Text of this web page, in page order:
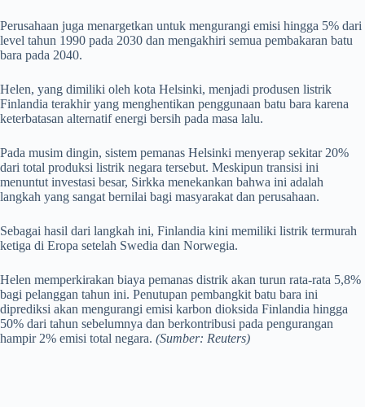
Perusahaan juga menargetkan untuk mengurangi emisi hingga 5% dari
level tahun 1990 pada 2030 dan mengakhiri semua pembakaran batu
bara pada 2040.
Helen, yang dimiliki oleh kota Helsinki, menjadi produsen listrik
Finlandia terakhir yang menghentikan penggunaan batu bara karena
keterbatasan alternatif energi bersih pada masa lalu.
Pada musim dingin, sistem pemanas Helsinki menyerap sekitar 20%
dari total produksi listrik negara tersebut. Meskipun transisi ini
menuntut investasi besar, Sirkka menekankan bahwa ini adalah
langkah yang sangat bernilai bagi masyarakat dan perusahaan.
Sebagai hasil dari langkah ini, Finlandia kini memiliki listrik termurah
ketiga di Eropa setelah Swedia dan Norwegia.
Helen memperkirakan biaya pemanas distrik akan turun rata-rata 5,8%
bagi pelanggan tahun ini. Penutupan pembangkit batu bara ini
diprediksi akan mengurangi emisi karbon dioksida Finlandia hingga
50% dari tahun sebelumnya dan berkontribusi pada pengurangan
hampir 2% emisi total negara. (Sumber: Reuters)